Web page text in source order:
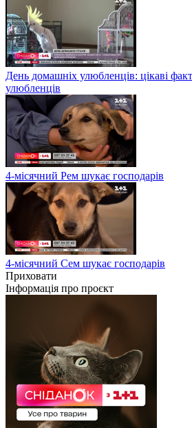
День домашніх улюбленців: цікаві
улюбленців
4-місячний Рем шукає господарів
4-місячний Сем шукає господарів
Приховати
Інформація про проєкт